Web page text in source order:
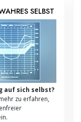
SELBST
auf sich selbst?
zu erfahren,